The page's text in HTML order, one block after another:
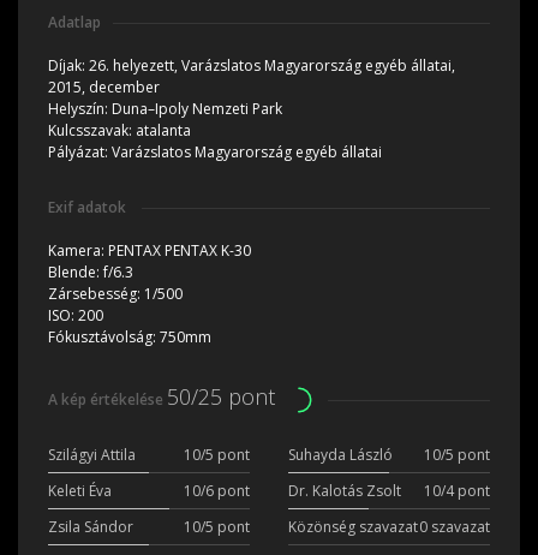
Adatlap
Díjak: 26. helyezett, Varázslatos Magyarország egyéb állatai,
2015, december
Helyszín: Duna–Ipoly Nemzeti Park
Kulcsszavak: atalanta
Pályázat: Varázslatos Magyarország egyéb állatai
Exif adatok
Kamera: PENTAX PENTAX K-30
Blende:f/6.3
Zársebesség: 1/500
ISO: 200
Fókusztávolság: 750mm
A kép értékelése 50/25 pont
Szilágyi Attila 10/5 pont Suhayda László
10/5 pont
Keleti Éva
10/6 pont Dr. Kalotás Zsolt
10/4 pont
Zsila Sándor
10/5 pont Közönség szavazat0 szavazat